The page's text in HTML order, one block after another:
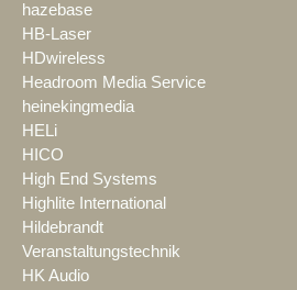
hazebase
HB-Laser
HDwireless
Headroom Media Service
heinekingmedia
HELi
HICO
High End Systems
Highlite International
Hildebrandt
Veranstaltungstechnik
HK Audio